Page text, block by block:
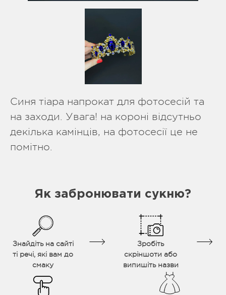
Синя тіара напрокат для фотосесій та
на заходи. Увага! на короні відсутньо
декілька камінців, на фотосесії це не
помітно.
Як забронювати сукню?
Знайдіть на сайті
ті речі, які вам до
смаку
Зробіть
скріншоти або
випишіть назви